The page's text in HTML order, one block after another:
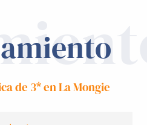
de 3* en La Mongie